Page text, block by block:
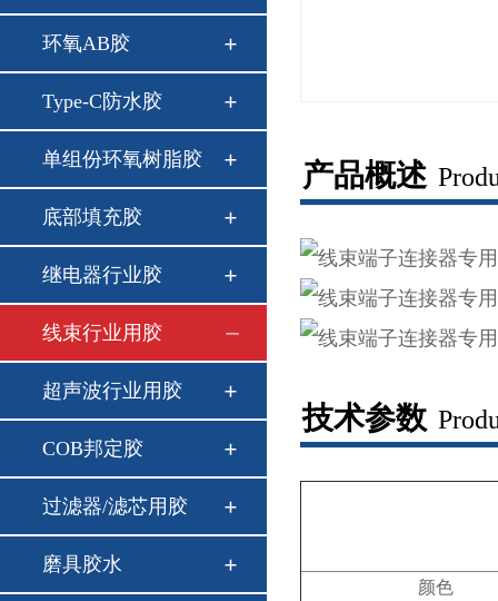
环氧AB胶
Type-C防水胶
单组份环氧树脂胶
底部填充胶
继电器行业胶
线束行业用胶
超声波行业用胶
COB邦定胶
过滤器/滤芯用胶
磨具胶水
产品概述
技术参数
颜色